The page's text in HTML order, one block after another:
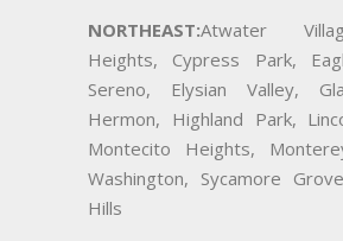
NORTHEAST:Atwater
Heights, Cypress Park,
Sereno, Elysian Valley,
Hermon, Highland Park,
Montecito Heights,
Washington, Sycamore
Hills